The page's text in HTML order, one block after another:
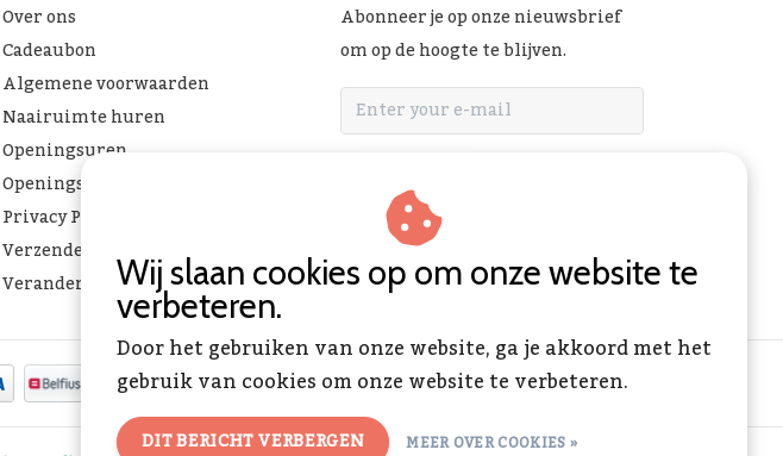
Over ons
Cadeaubon
Algemene voorwaarden
Naairuimte huren
Openingsuren
Openingsuren & verlof
Privacy Policy
Verzenden & ophalen
Verandering Toverstof FAQ
Abonneer je op onze nieuwsbrief
om op de hoogte te blijven.
Wij slaan cookies op om onze website te
verbeteren.
Door het gebruiken van onze website, ga je akkoord met het
gebruik van cookies om onze website te verbeteren.
DIT BERICHT VERBERGEN MEER OVER COOKIES »